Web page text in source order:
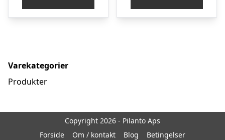
Varekategorier
Produkter
Copyright 2026 - Pilanto Aps
Forside
Om / kontakt Blog Betingelser